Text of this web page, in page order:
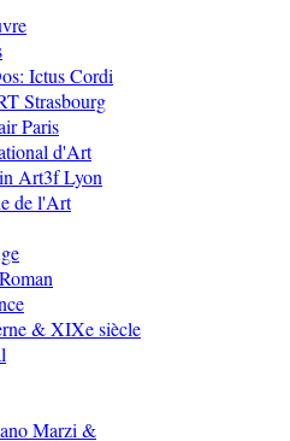
Ictus Cordi
Strasbourg
Paris
d'Art
Art3f Lyon
de l'Art
& XIXe siècle
Marzi &